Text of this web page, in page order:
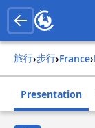
旅行› 步行› france›
Presentation